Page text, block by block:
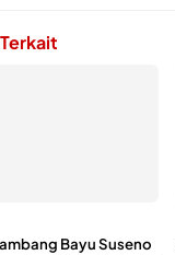
Bayu Suseno